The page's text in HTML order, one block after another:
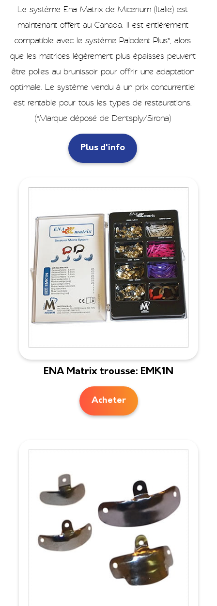
Le système Ena Matrix de Micerium (Italie) est
maintenant offert au Canada. Il est entièrement
compatible avec le système Palodent Plus*, alors
que les matrices légèrement plus épaisses peuvent
être polies au brunissoir pour offrir une adaptation
optimale. Le système vendu à un prix concurrentiel
est rentable pour tous les types de restaurations.
(*Marque déposé de Dentsply/Sirona)
Plus d'info
ENA Matrix trousse: EMK1N
Acheter